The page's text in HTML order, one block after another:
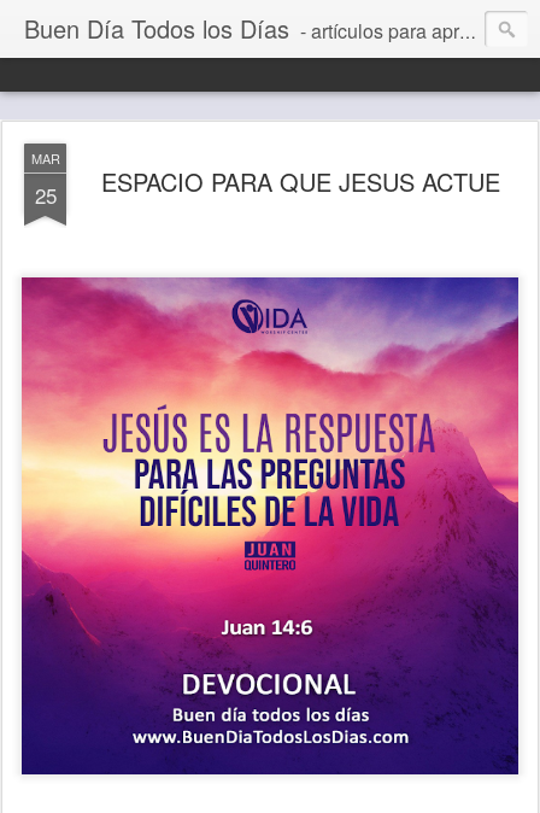
Buen Día Todos los Días - artículos para aprender a vivir mejor, un día a la vez. Por Juan C Quintero
MAR
25 ESPACIO PARA QUE JESUS ACTUE